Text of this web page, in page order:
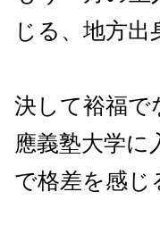
じる、地方出
決して裕福で
應義塾大学に
で格差を感じ